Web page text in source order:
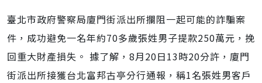
臺北市政府警察局廈門街派出所攔阻一起可能的詐騙案
件，成功避免一名年約70多歲張姓男子提款250萬元，挽
回重大財產損失。 據了解，8月20日13時20分許，廈門
街派出所接獲台北富邦古亭分行通報，稱1名張姓男客戶